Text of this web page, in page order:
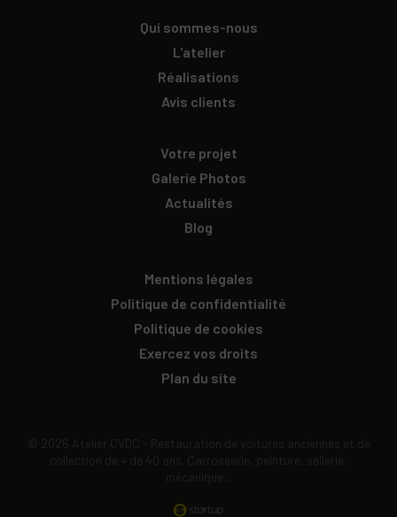
Qui sommes-nous
L'atelier
Réalisations
Avis clients
Votre projet
Galerie Photos
Actualités
Blog
Mentions légales
Politique de confidentialité
Politique de cookies
Exercez vos droits
Plan du site
© 2026 Atelier CVDC - Restauration de voitures anciennes et de
collection de + de 40 ans. Carrosserie, peinture, sellerie,
mécanique...